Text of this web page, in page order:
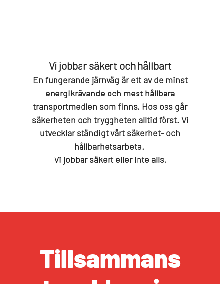
Vi jobbar säkert och hållbart
En fungerande järnväg är ett av de minst
energikrävande och mest hållbara
transportmedlen som finns. Hos oss går
säkerheten och tryggheten alltid först. Vi
utvecklar ständigt vårt säkerhet- och
hållbarhetsarbete.
Vi jobbar säkert eller inte alls.
Tillsammans